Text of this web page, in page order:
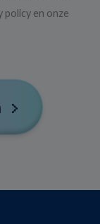
policy en onze